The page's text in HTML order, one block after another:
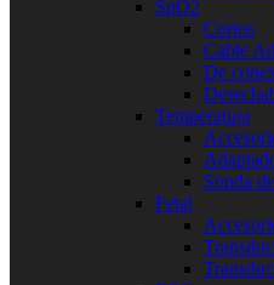
SpO2
Cortos
Cable
De
Temperatura
Sonda
Fetal